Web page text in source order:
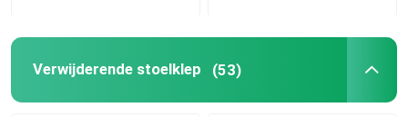
Thuis
Verwijderende stoelklep (53)